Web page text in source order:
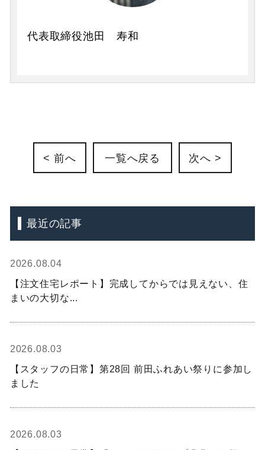
代表取締役池田 寿和
< 前へ 一覧へ戻る 次へ >
最近の記事
2026.08.04
【注文住宅レポート】完成してからでは見えない、住
まいの大切な...
2026.08.03
【スタッフの日常】第28回 前田ふれあい祭りに参加し
ました
2026.08.03